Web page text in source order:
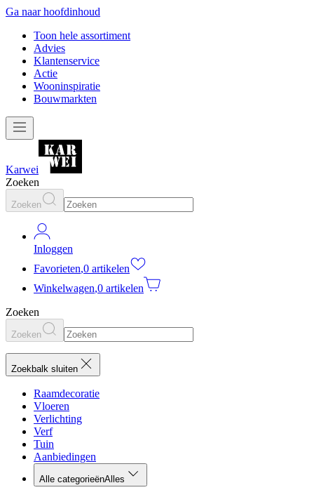
Ga naar hoofdinhoud
Toon hele assortiment
Advies
Klantenservice
Actie
Wooninspiratie
Bouwmarkten
Karwei
Zoeken
Zoeken
Inloggen
Favorieten,0 artikelen
Winkelwagen,0 artikelen
Zoeken
Zoeken
Zoekbalk sluiten
Raamdecoratie
Vloeren
Verlichting
Verf
Tuin
Aanbiedingen
Alle categorieënAlles